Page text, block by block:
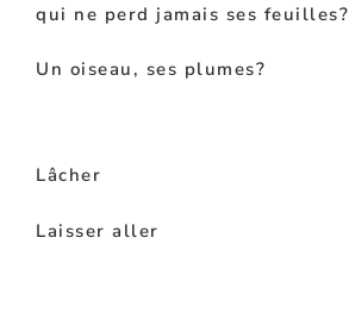
qui ne perd jamais ses feuilles?
Un oiseau, ses plumes?
Lâcher
Laisser aller